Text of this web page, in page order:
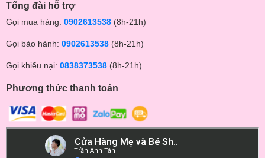
Tổng đài hỗ trợ
Gọi mua hàng: 0902613538 (8h-21h)
Gọi bảo hành: 0902613538 (8h-21h)
Gọi khiếu nại: 0838373538 (8h-21h)
Phương thức thanh toán